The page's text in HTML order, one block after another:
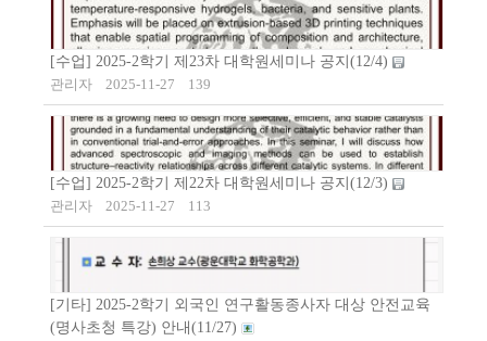
[수업] 2025-2학기 제23차 대학원세미나 공지(12/4)
관리자
2025-11-27 139
[수업] 2025-2학기 제22차 대학원세미나 공지(12/3)
관리자
2025-11-27 113
[기타] 2025-2학기 외국인 연구활동종사자 대상 안전교육
(명사초청 특강) 안내(11/27)